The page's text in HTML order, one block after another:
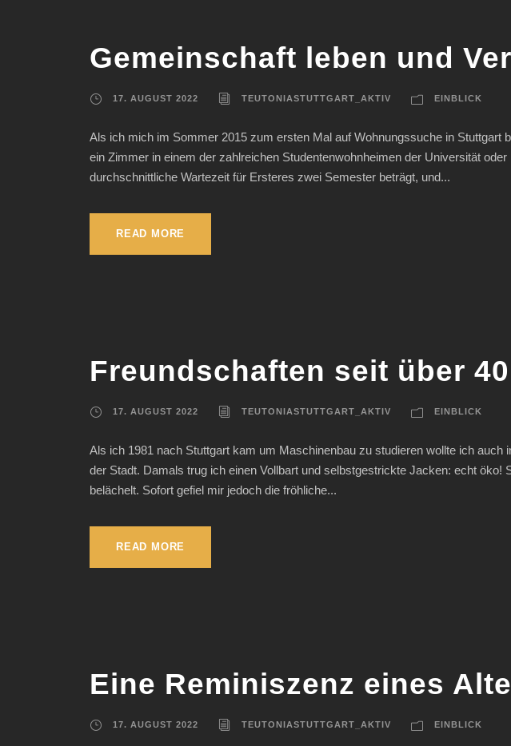
Gemeinschaft leben und
17. AUGUST 2022 TEUTONIASTUTTGART_AKTIV EINBLICK
Als ich mich im Sommer 2015 zum ersten Mal auf Wohnungssuche in Stuttgart
ein Zimmer in einem der zahlreichen Studentenwohnheimen der Universität
durchschnittliche Wartezeit für Ersteres zwei Semester beträgt, und...
READ MORE
Freundschaften seit über
17. AUGUST 2022 TEUTONIASTUTTGART_AKTIV EINBLICK
Als ich 1981 nach Stuttgart kam um Maschinenbau zu studieren wollte ich
der Stadt. Damals trug ich einen Vollbart und selbstgestrickte Jacken: echt
belächelt. Sofort gefiel mir jedoch die fröhliche...
READ MORE
Eine Reminiszenz eines
17. AUGUST 2022 TEUTONIASTUTTGART_AKTIV EINBLICK